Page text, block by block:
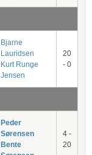
Bjarne
Lauridsen
Kurt Runge
Jensen
20
- 0
Peder
Sørensen
Bente
4 -
20